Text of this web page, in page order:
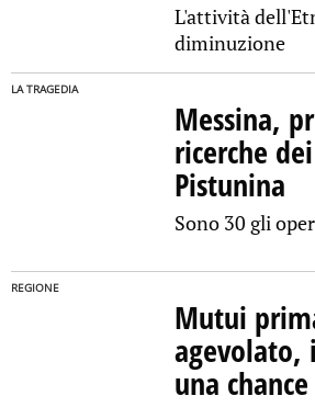
L'attività
diminuzione
LA TRAGEDIA
Messina,
ricerche
Pistunina
Sono 30 gli
REGIONE
Mutui
agevolato,
una